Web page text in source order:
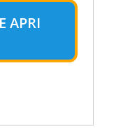
APRI